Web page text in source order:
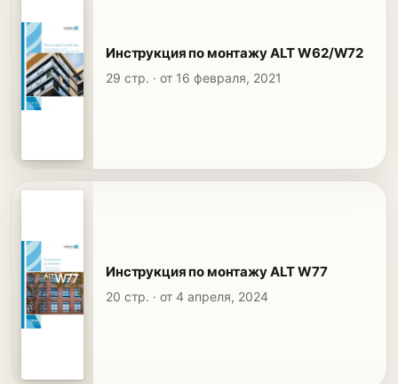
Инструкция по монтажу ALT W62/W72
29 стр. · от 16 февраля, 2021
Инструкция по монтажу ALT W77
20 стр. · от 4 апреля, 2024